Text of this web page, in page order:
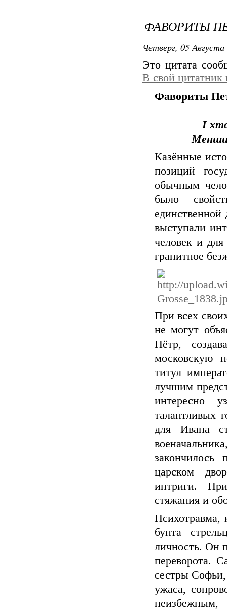
ФАВОРИТЫ
Четверг, 05
Это цитата
В свой цитатник
Фавориты
І
Казённые
позиций
обычным
было
выступали
человек и
гранитное
При всех
не могут
Пётр,
московскую
титул
лучшим
интересно
талантливых
для Ивана
закончилось
царском
интриги.
стяжания и
Психотравма,
бунта
личность. Он
переворота.
сестры Софьи,
ужаса,